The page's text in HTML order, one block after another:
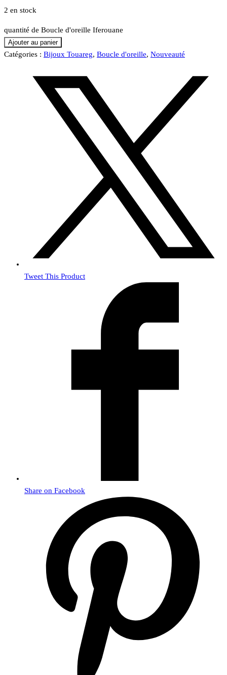
2 en stock
quantité de Boucle d'oreille Iferouane
Ajouter au panier
Catégories : Bijoux Touareg, Boucle d'oreille, Nouveauté
Tweet This Product
Share on Facebook